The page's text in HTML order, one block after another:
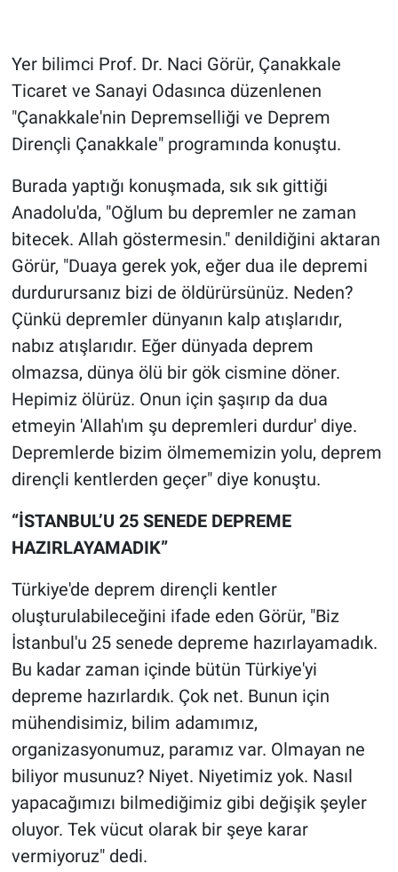
Yer bilimci Prof. Dr. Naci Görür, Çanakkale
Ticaret ve Sanayi Odasınca düzenlenen
"Çanakkale'nin Depremselliği ve Deprem
Dirençli Çanakkale" programında konuştu.
Burada yaptığı konuşmada, sık sık gittiği
Anadolu'da, "Oğlum bu depremler ne zaman
bitecek. Allah göstermesin." denildiğini aktaran
Görür, "Duaya gerek yok, eğer dua ile depremi
durdurursanız bizi de öldürürsünüz. Neden?
Çünkü depremler dünyanın kalp atışlarıdır,
nabız atışlarıdır. Eğer dünyada deprem
olmazsa, dünya ölü bir gök cismine döner.
Hepimiz ölürüz. Onun için şaşırıp da dua
etmeyin 'Allah'ım şu depremleri durdur' diye.
Depremlerde bizim ölmememizin yolu, deprem
dirençli kentlerden geçer" diye konuştu.
“İSTANBUL’U 25 SENEDE DEPREME
HAZIRLAYAMADIK”
Türkiye'de deprem dirençli kentler
oluşturulabileceğini ifade eden Görür, "Biz
İstanbul'u 25 senede depreme hazırlayamadık.
Bu kadar zaman içinde bütün Türkiye'yi
depreme hazırlardık. Çok net. Bunun için
mühendisimiz, bilim adamımız,
organizasyonumuz, paramız var. Olmayan ne
biliyor musunuz? Niyet. Niyetimiz yok. Nasıl
yapacağımızı bilmediğimiz gibi değişik şeyler
oluyor. Tek vücut olarak bir şeye karar
vermiyoruz" dedi.
Haber
İlan
Kimdir
Koronavirüs
Kültür Sanat
Ne demişti
Nedir
Popüler
Programlar
Sağlık
Spor
Türkiye'nin Geleceği
Yerel Gündem
Yerel Yaşam
Canlı Yayın